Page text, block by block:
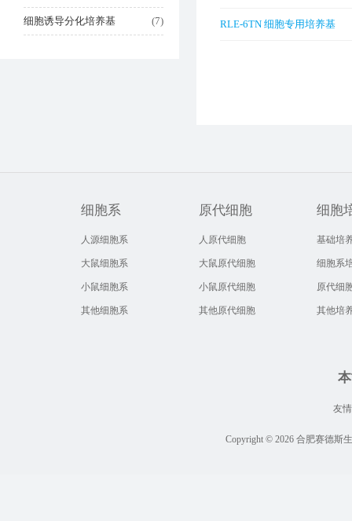
细胞诱导分化培养基 (7) RLE-6TN 细胞专用培养基
细胞系
人源细胞系
大鼠细胞系
小鼠细胞系
其他细胞系
原代细胞
人原代细胞
大鼠原代细胞
小鼠原代细胞
其他原代细胞
细胞
基础培
细胞系
原代细
其他培
友
Copyright © 2026 合肥赛德斯